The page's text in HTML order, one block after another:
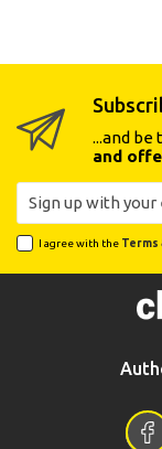
...and
and
I agree with the Terms